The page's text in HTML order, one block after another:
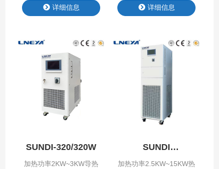
系统采用现有的热能（如
蒸汽、冷却水及超低温液
艺设备温度的单流体系统
或二级回路中。 产品特点
Product Features 产品参
数 Product Parameter
SR系列二次换热式
详细信息
艺操作和参数得到科学
的、有效的、严格的监测
点 Product Features 产
品参数 Product
Parameter 第一、先进的
设计理念 本方案基于先进
的过程控制系统SIMATIC
PCS 7设计是参考新版
GMP药品生产质量管理规
范中对实时放行检测及国
际制药工程学会（ISP…
详细信息
SUNDI-320/320W
加热功率2KW~3KW导热
SUNDI
-10℃~150℃
加热功率2.5KW~15KW热